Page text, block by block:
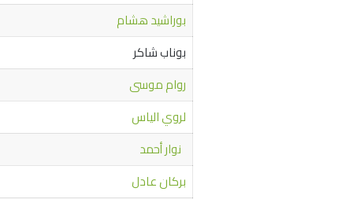
بوراشيد هشام
بوناب شاكر
روام موسى
لروي الياس
نوار أحمد
بركان عادل